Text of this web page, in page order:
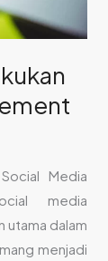
Media
media
utama dalam
menjadi